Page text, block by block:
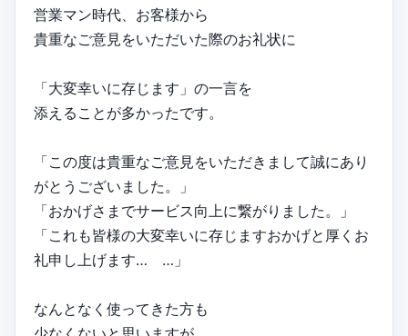
営業マン時代、お客様から
貴重なご意見をいただいた際のお礼状に
「大変幸いに存じます」の一言を
添えることが多かったです。
「この度は貴重なご意見をいただきまして誠にあり
がとうございました。」
「おかげさまでサービス向上に繋がりました。」
「これも皆様の大変幸いに存じますおかげと厚くお
礼申し上げます… …」
なんとなく使ってきた方も